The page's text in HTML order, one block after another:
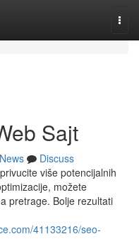
Sajt
News
Discuss
više potencijalnih
možete
pretrage. Bolje rezultati
41133216/seo-